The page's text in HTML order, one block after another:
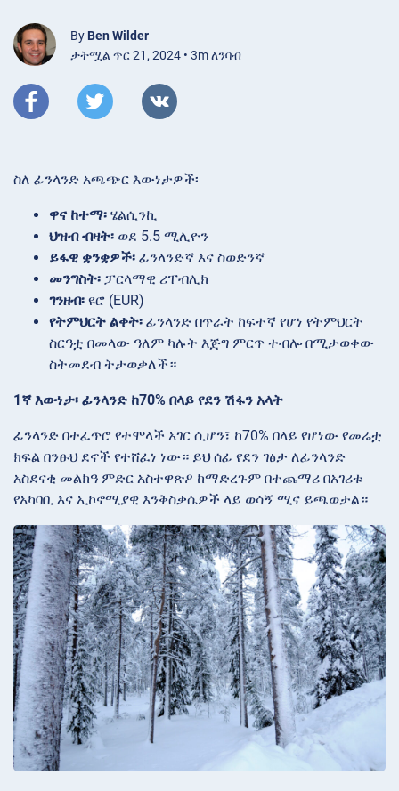
By Ben Wilder
ታትሟል ጥር 21, 2024 • 3m ለንባብ
ስለ ፊንላንድ አጫጭር እውነታዎች፡
ዋና ከተማ፡ ሄልሲንኪ
ህዝብ ብዛት፡ ወደ 5.5 ሚሊዮን
ይፋዊ ቋንቋዎች፡ ፊንላንድኛ እና ስወድንኛ
መንግስት፡ ፓርላማዊ ሪፐብሊክ
ገንዘብ፡ ዩሮ (EUR)
የትምህርት ልቀት፡ ፊንላንድ በጥራት ከፍተኛ የሆነ የትምህርት
ስርዓቷ በመላው ዓለም ካሉት እጅግ ምርጥ ተብሎ በሚታወቀው
ስትመደብ ትታወቃለች።
1ኛ እውነታ፡ ፊንላንድ ከ70% በላይ የደን ሽፋን አላት
ፊንላንድ በተፈጥሮ የተሞላች አገር ሲሆን፣ ከ70% በላይ የሆነው የመሬቷ
ክፍል በንፁህ ደኖች የተሸፈነ ነው። ይህ ሰፊ የደን ገፅታ ለፊንላንድ
አስደናቂ መልክዓ ምድር አስተዋጽዖ ከማድረጉም በተጨማሪ በአገሪቱ
የአካባቢ እና ኢኮኖሚያዊ እንቅስቃሴዎች ላይ ወሳኝ ሚና ይጫወታል።